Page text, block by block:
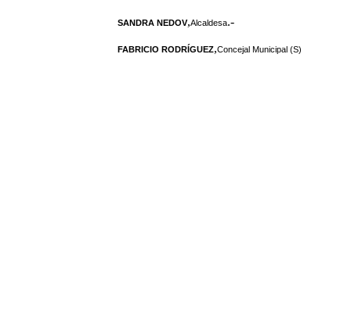
SANDRA NEDOV,Alcaldesa.-
FABRICIO RODRÍGUEZ,Concejal Municipal (S)